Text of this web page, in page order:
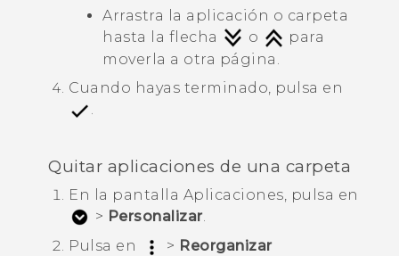
Arrastra la aplicación o carpeta
hasta la flecha
o
para
moverla a otra página.
Cuando hayas terminado, pulsa en
.
Quitar aplicaciones de una carpeta
En la pantalla Aplicaciones, pulsa en
> Personalizar.
Pulsa en
> Reorganizar